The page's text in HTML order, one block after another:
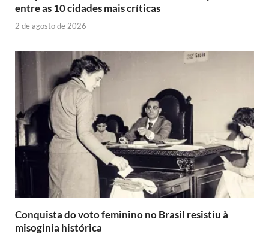
entre as 10 cidades mais críticas
2 de agosto de 2026
Conquista do voto feminino no Brasil resistiu à
misoginia histórica